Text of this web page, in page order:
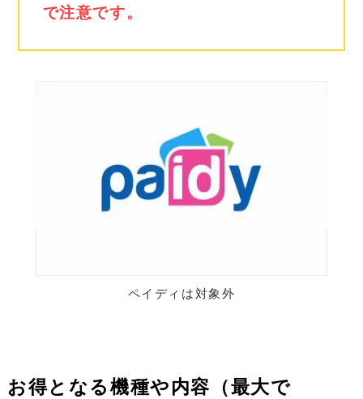
で注意です。
ペイディは対象外
お得となる機種や内容（最大で